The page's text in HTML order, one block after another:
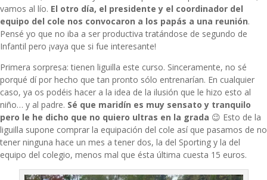
vamos al lío. El otro día, el presidente y el coordinador del
equipo del cole nos convocaron a los papás a una reunión.
Pensé yo que no iba a ser productiva tratándose de segundo de
Infantil pero ¡vaya que si fue interesante!
Primera sorpresa: tienen liguilla este curso. Sinceramente, no sé
porqué dí por hecho que tan pronto sólo entrenarían. En cualquier
caso, ya os podéis hacer a la idea de la ilusión que le hizo esto al
niño… y al padre. Sé que maridín es muy sensato y tranquilo
pero le he dicho que no quiero ultras en la grada 😉 Esto de la
liguilla supone comprar la equipación del cole así que pasamos de no
tener ninguna hace un mes a tener dos, la del Sporting y la del
equipo del colegio, menos mal que ésta última cuesta 15 euros.